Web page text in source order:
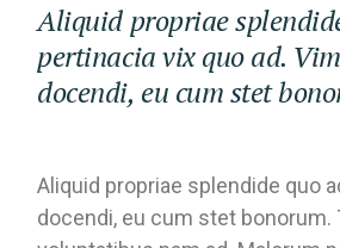
Aliquid propriae
pertinacia vix quo ad.
docendi, eu cum stet
Aliquid propriae splendide quo
docendi, eu cum stet bonorum.